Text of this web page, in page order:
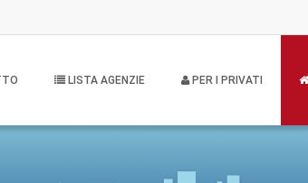
LISTA AGENZIE PER I PRIVATI